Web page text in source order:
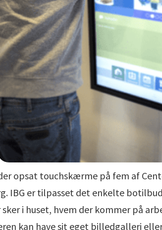
opsat touchskærme på fem af
IBG er tilpasset det enkelte
i huset, hvem der kommer på
kan have sit eget billedgalleri